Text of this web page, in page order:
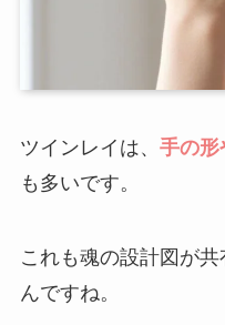
ツインレイは、 手の形
も多いです。
これも魂の設計図が
んですね。